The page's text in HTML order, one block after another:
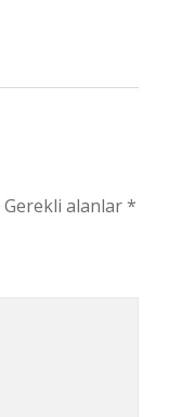
Gerekli alanlar*